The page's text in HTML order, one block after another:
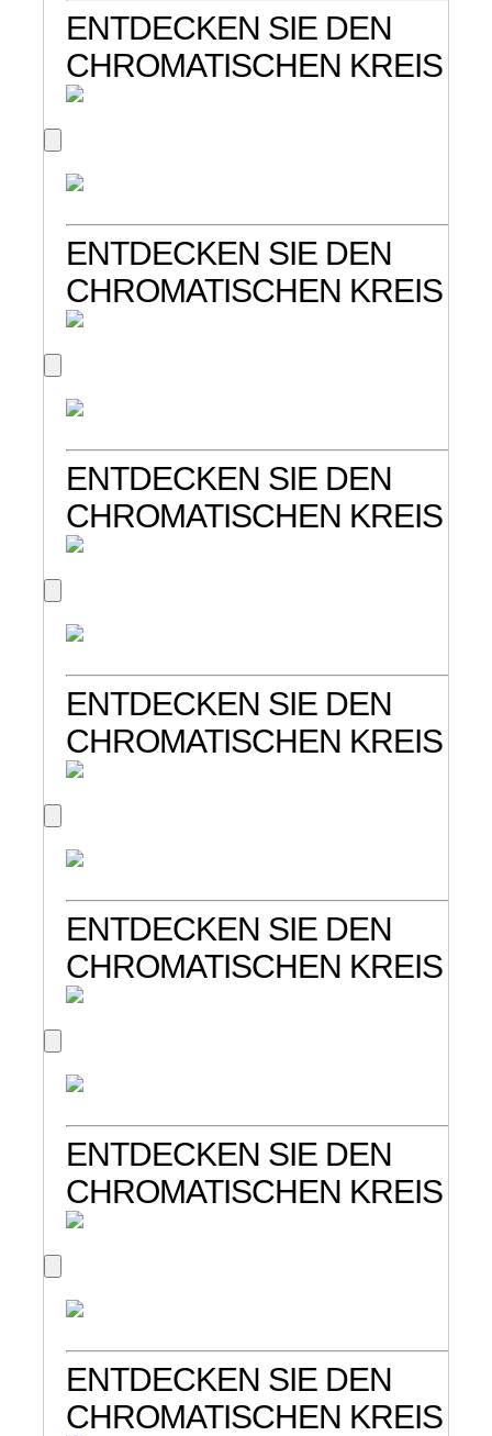
ENTDECKEN SIE DEN
CHROMATISCHEN KREIS
ENTDECKEN SIE DEN
CHROMATISCHEN KREIS
ENTDECKEN SIE DEN
CHROMATISCHEN KREIS
ENTDECKEN SIE DEN
CHROMATISCHEN KREIS
ENTDECKEN SIE DEN
CHROMATISCHEN KREIS
ENTDECKEN SIE DEN
CHROMATISCHEN KREIS
ENTDECKEN SIE DEN
CHROMATISCHEN KREIS